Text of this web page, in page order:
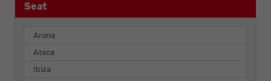
Seat
Arona
Ateca
Ibiza